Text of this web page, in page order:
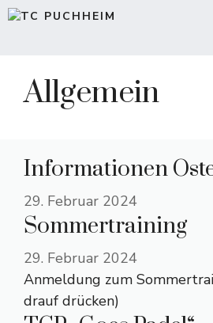
Zum
Allgemein
Informationen
29. Februar 2024
Sommertraining
29. Februar 2024
Anmeldung zum
drauf drücken)